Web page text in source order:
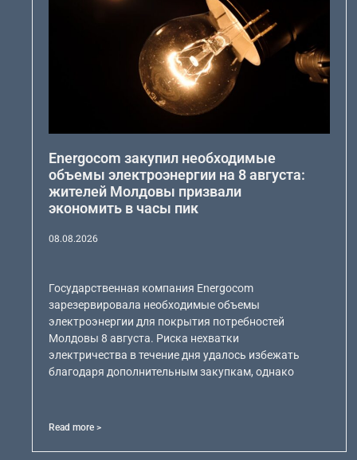
Energocom закупил необходимые
объемы электроэнергии на 8 августа:
жителей Молдовы призвали
экономить в часы пик
08.08.2026
Государственная компания Energocom
зарезервировала необходимые объемы
электроэнергии для покрытия потребностей
Молдовы 8 августа. Риска нехватки
электричества в течение дня удалось избежать
благодаря дополнительным закупкам, однако
Read more >